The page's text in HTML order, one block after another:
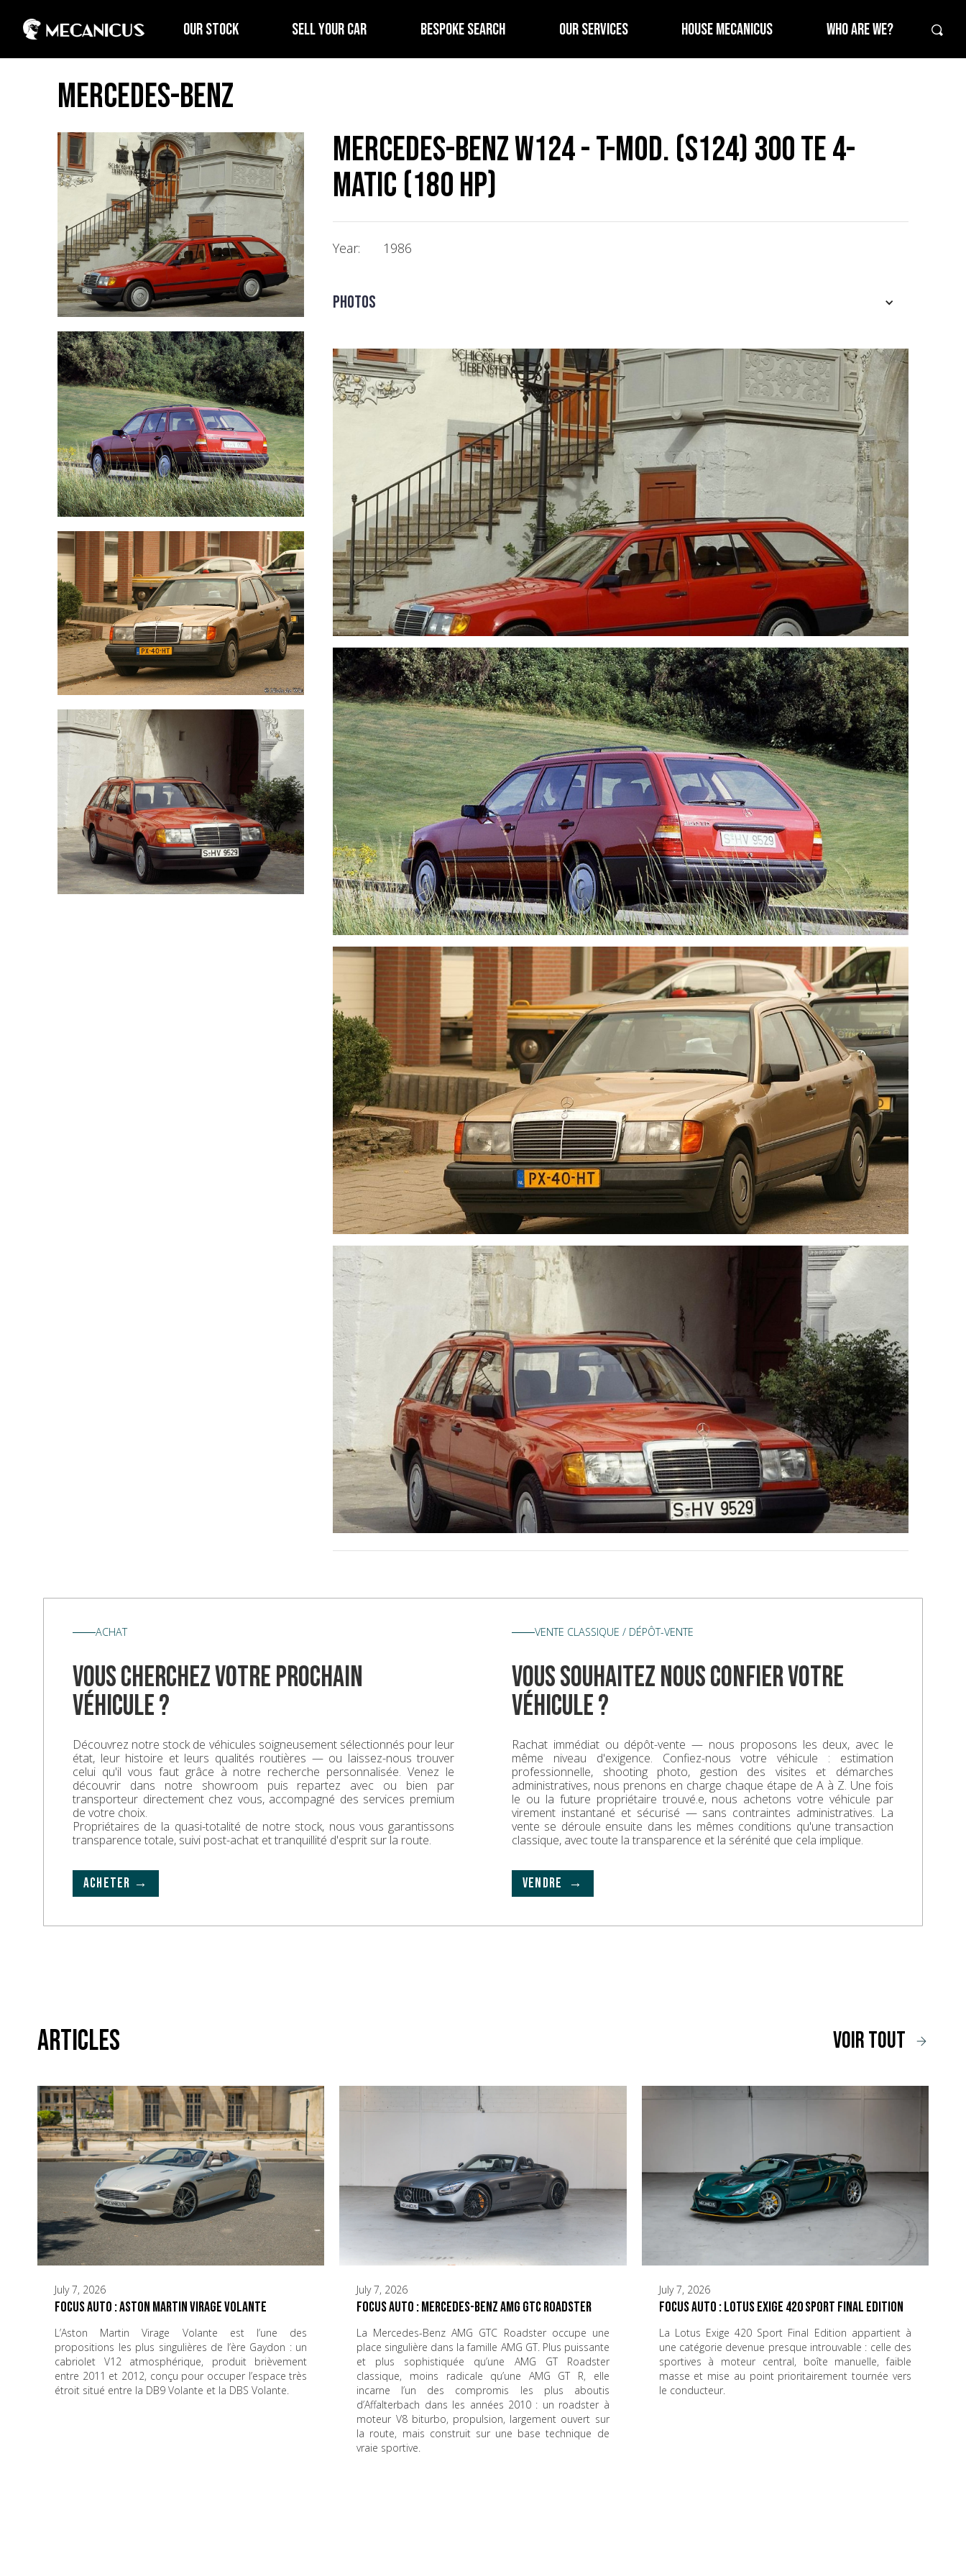
OUR STOCK SELL YOUR CAR BESPOKE SEARCH OUR SERVICES HOUSE MECANICUS WHO ARE WE?
Mercedes-Benz
Mercedes-Benz W124 - T-mod. (S124) 300 TE 4-
matic (180 Hp)
Year: 1986
Photos
ACHAT
vous cherchez votre prochain
véhicule ?
Découvrez notre stock de véhicules soigneusement sélectionnés pour leur
état, leur histoire et leurs qualités routières — ou laissez-nous trouver
celui qu'il vous faut grâce à notre recherche personnalisée. Venez le
découvrir dans notre showroom puis repartez avec ou bien par
transporteur directement chez vous, accompagné des services premium
de votre choix.
Propriétaires de la quasi-totalité de notre stock, nous vous garantissons
transparence totale, suivi post-achat et tranquillité d'esprit sur la route.
ACHETER →
VENTE CLASSIQUE / DÉPÔT-VENTE
vous souhaitez nous confier votre
véhicule ?
Rachat immédiat ou dépôt-vente — nous proposons les deux, avec le
même niveau d'exigence. Confiez-nous votre véhicule : estimation
professionnelle, shooting photo, gestion des visites et démarches
administratives, nous prenons en charge chaque étape de A à Z. Une fois
le ou la future propriétaire trouvé.e, nous achetons votre véhicule par
virement instantané et sécurisé — sans contraintes administratives. La
vente se déroule ensuite dans les mêmes conditions qu'une transaction
classique, avec toute la transparence et la sérénité que cela implique.
VENDRE →
voir tout
Articles
July 7, 2026
Focus Auto : Aston Martin Virage Volante
L’Aston Martin Virage Volante est l’une des
propositions les plus singulières de l’ère Gaydon : un
cabriolet V12 atmosphérique, produit brièvement
entre 2011 et 2012, conçu pour occuper l’espace très
étroit situé entre la DB9 Volante et la DBS Volante.
July 7, 2026
Focus Auto : Mercedes-Benz AMG GTC Roadster
La Mercedes-Benz AMG GTC Roadster occupe une
place singulière dans la famille AMG GT. Plus puissante
et plus sophistiquée qu’une AMG GT Roadster
classique, moins radicale qu’une AMG GT R, elle
incarne l’un des compromis les plus aboutis
d’Affalterbach dans les années 2010 : un roadster à
moteur V8 biturbo, propulsion, largement ouvert sur
la route, mais construit sur une base technique de
vraie sportive.
July 7, 2026
Focus Auto : Lotus Exige 420 Sport Final Edition
La Lotus Exige 420 Sport Final Edition appartient à
une catégorie devenue presque introuvable : celle des
sportives à moteur central, boîte manuelle, faible
masse et mise au point prioritairement tournée vers
le conducteur.